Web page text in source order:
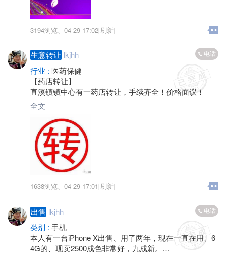
3194浏览、 04-29 17:02[刷新]
生意转让 lkjhh 电话
行业 : 医药保健
【药店转让】
直溪镇镇中心有一药店转让，手续齐全！价格面议！
全文
1638浏览、 04-29 17:01[刷新]
出售 lkjhh 电话
类别 : 手机
本人有一台iPhone X出售、用了两年，现在一直在用、6
4G的、现卖2500成色非常好，九成新。